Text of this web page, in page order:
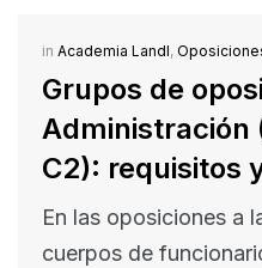
in Academia Landl,
Grupos de
Administración
C2): requisitos
En las oposiciones a
cuerpos de